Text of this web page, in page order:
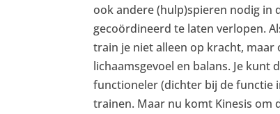
ook andere (hulp)spieren nodig in
gecoördineerd te laten verlopen.
train je niet alleen op kracht,
lichaamsgevoel en balans. Je kunt
functioneler (dichter bij de functie
trainen. Maar nu komt Kinesis om